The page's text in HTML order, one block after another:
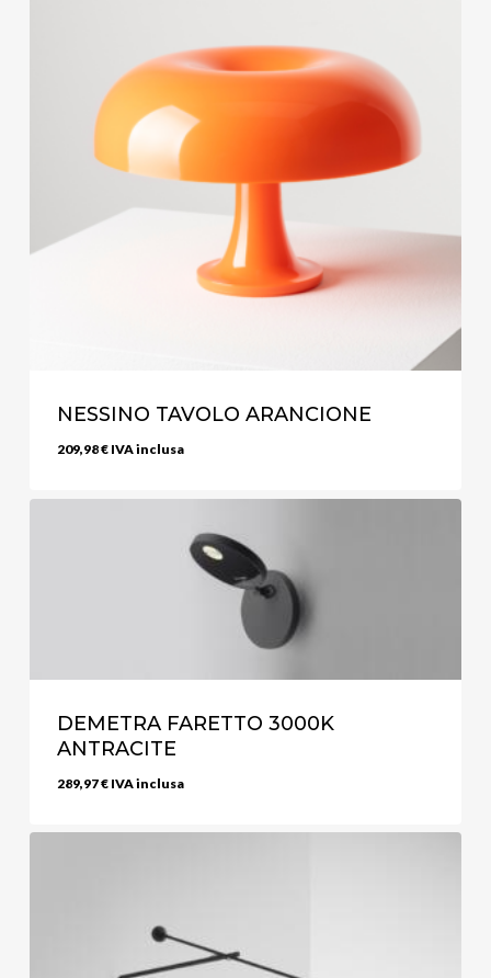
NESSINO TAVOLO ARANCIONE
209,98€ IVA inclusa
DEMETRA FARETTO 3000K
ANTRACITE
289,97€ IVA inclusa